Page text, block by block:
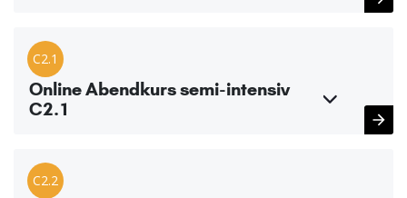
C2.1
Online Abendkurs semi-intensiv
C2.1
C2.2